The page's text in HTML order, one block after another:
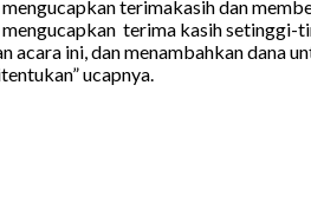
terimakasih dan
terima kasih
ini, dan menambahkan dana
ucapnya.